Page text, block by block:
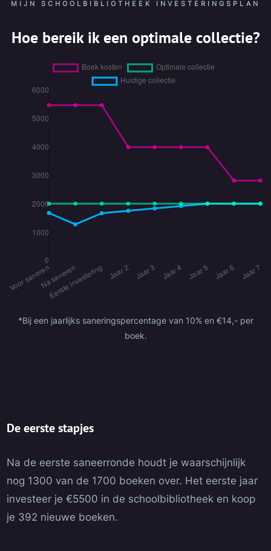
MIJN SCHOOLBIBLIOTHEEK INVESTERINGSPLAN
Hoe bereik ik een optimale collectie?
*Bij een jaarlijks saneringspercentage van 10% en €14,- per
boek.
De eerste stapjes
Na de eerste saneerronde houdt je waarschijnlijk
nog 1300 van de 1700 boeken over. Het eerste jaar
investeer je €5500 in de schoolbibliotheek en koop
je 392 nieuwe boeken.